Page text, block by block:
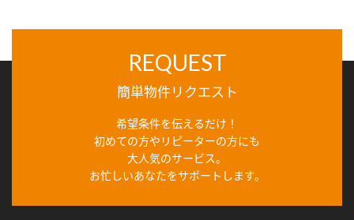
REQUEST
簡単物件リクエスト
希望条件を伝えるだけ！
初めての方やリピーターの方にも
大人気のサービス。
お忙しいあなたをサポートします。